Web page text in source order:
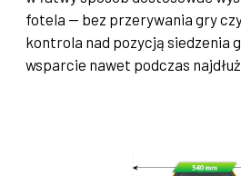
fotela — bez przerywania gry
kontrola nad pozycją siedzenia
wsparcie nawet podczas